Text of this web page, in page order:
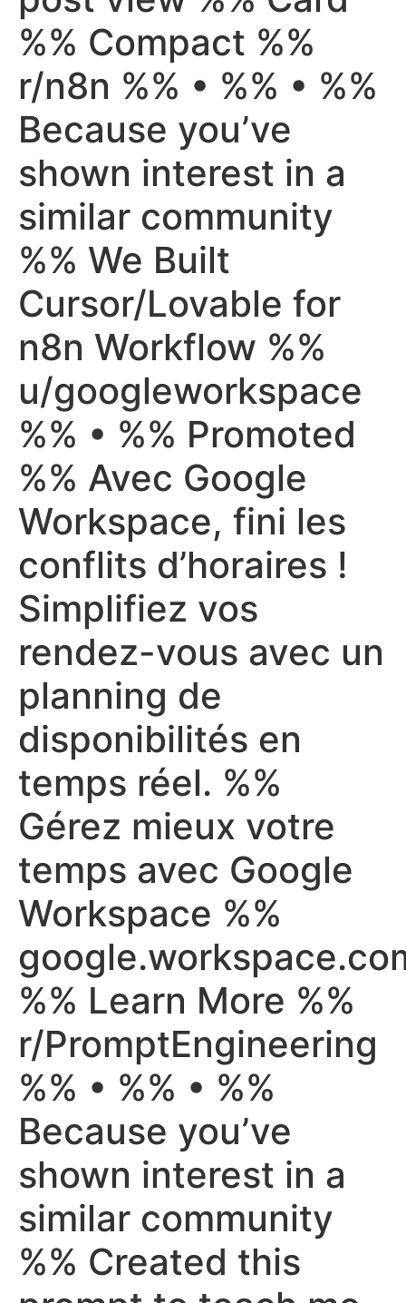
%% Compact %%
r/n8n %% • %% • %%
Because you’ve
shown interest in a
similar community
%% We Built
Cursor/Lovable for
n8n Workflow %%
u/googleworkspace
%% • %% Promoted
%% Avec Google
Workspace, fini les
conflits d’horaires !
Simplifiez vos
rendez-vous avec un
planning de
disponibilités en
temps réel. %%
Gérez mieux votre
temps avec Google
Workspace %%
%% Learn More %%
r/PromptEngineering
%% • %% • %%
Because you’ve
shown interest in a
similar community
%% Created this